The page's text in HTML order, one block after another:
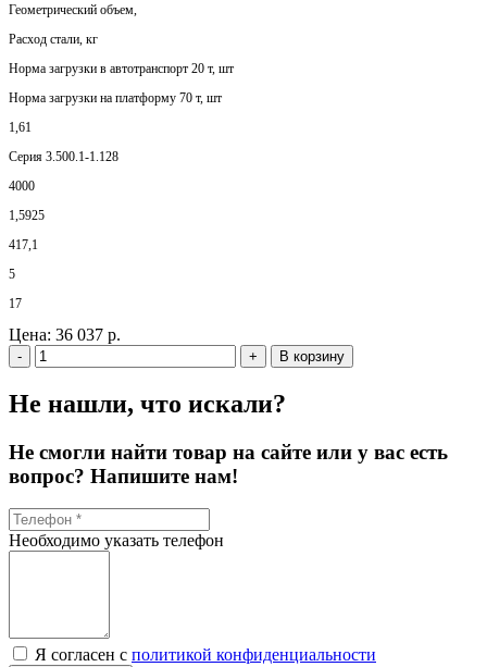
Геометрический объем,
Расход стали, кг
Норма загрузки в автотранспорт 20 т, шт
Норма загрузки на платформу 70 т, шт
1,61
Серия 3.500.1-1.128
4000
1,5925
417,1
5
17
Цена: 36 037 р.
- + В корзину
Не нашли, что искали?
Не смогли найти товар на сайте или у вас есть
вопрос? Напишите нам!
Необходимо указать телефон
Я согласен с политикой конфиденциальности